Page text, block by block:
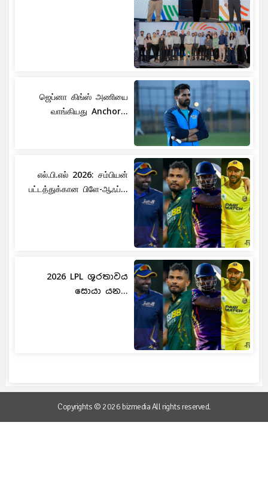
ஜெப்னா கிங்ஸ் அணியை
வாங்கியது Anchor...
எல்.பி.எல் 2026: சம்பியன்
பட்டத்துக்கான பிளே-ஆஃப்...
2026 LPL ශූරතාවය
සොයා යන...
Copyrights © 2026 bizmedia All rights reserved.